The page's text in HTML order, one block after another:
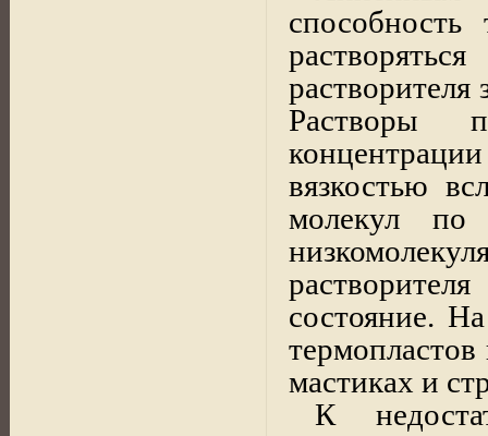
Растворы
вязкостью
молекул по
растворителя
состояние.
мастиках и
К